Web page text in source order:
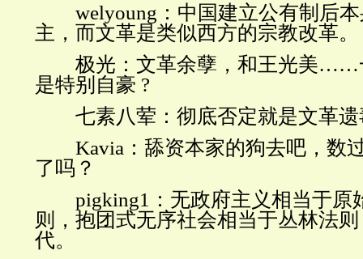
welyoung ：中国建立公有制后
主，而文革是类似西方的宗教改革。
极光：文革余孽，和王光美……
是特别自豪 ?
七素八荤：彻底否定就是文革遗
Kavia ：舔资本家的狗去吧，数
了吗？
pigking1 ：无政府主义相当于
则，抱团式无序社会相当于丛林法
代。